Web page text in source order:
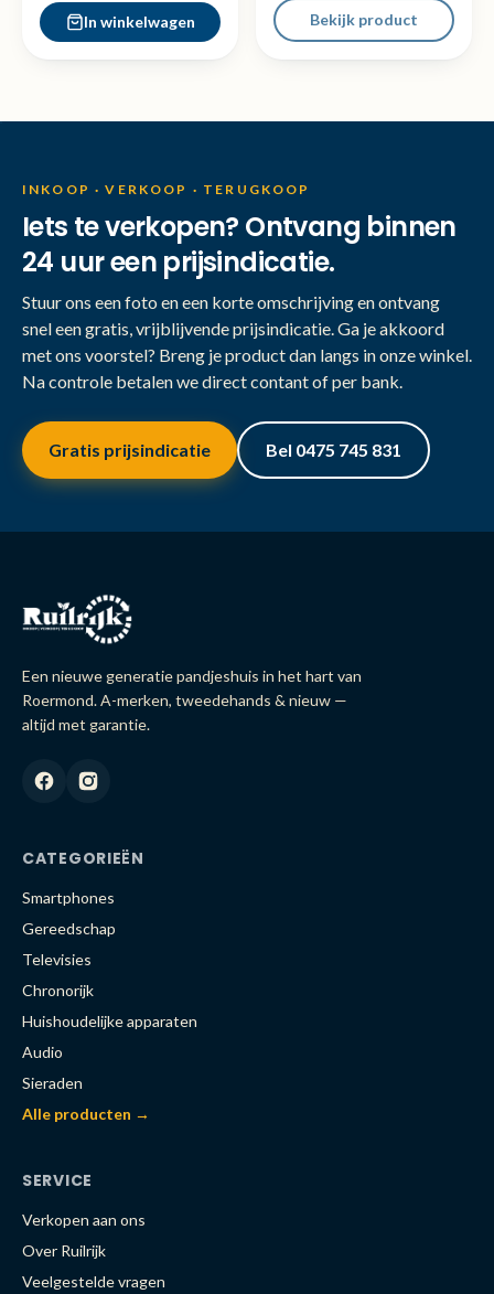
In winkelwagen Bekijk product
INKOOP · VERKOOP · TERUGKOOP
Iets te verkopen? Ontvang binnen
24 uur een prijsindicatie.
Stuur ons een foto en een korte omschrijving en ontvang
snel een gratis, vrijblijvende prijsindicatie. Ga je akkoord
met ons voorstel? Breng je product dan langs in onze winkel.
Na controle betalen we direct contant of per bank.
Gratis prijsindicatie Bel 0475 745 831
Een nieuwe generatie pandjeshuis in het hart van
Roermond. A-merken, tweedehands & nieuw —
altijd met garantie.
CATEGORIEËN
Smartphones
Gereedschap
Televisies
Chronorijk
Huishoudelijke apparaten
Audio
Sieraden
Alle producten →
SERVICE
Verkopen aan ons
Over Ruilrijk
Veelgestelde vragen